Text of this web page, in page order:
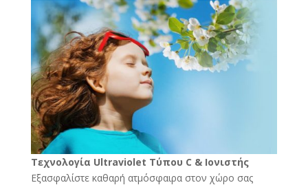
Τεχνολογία Ultraviolet Τύπου C & Ιονιστής
Εξασφαλίστε καθαρή ατμόσφαιρα στον χώρο σας